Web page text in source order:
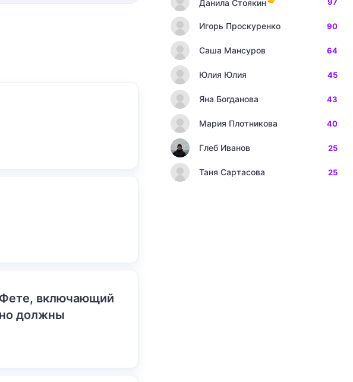
включающий
должны
Данила Стоякин
Игорь Проскуренко 90
Саша Мансуров 64
Юлия Юлия 45
Яна Богданова 43
Мария Плотникова 40
Глеб Иванов 25
Таня Сартасова 25